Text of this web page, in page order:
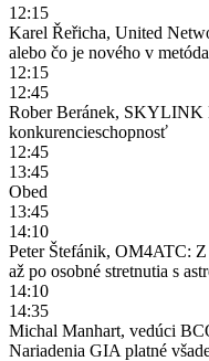
12:15
Karel Řeřicha, United
alebo čo je nového v
12:15
12:45
Rober Beránek,
konkurencieschopnosť
12:45
13:45
Obed
13:45
14:10
Peter Štefánik, OM4ATC:
až po osobné stretnutia s
14:10
14:35
Michal Manhart, vedúci
Nariadenia GIA platné